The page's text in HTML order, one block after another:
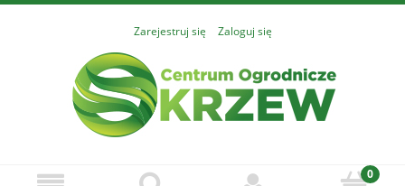
Zarejestruj się Zaloguj się